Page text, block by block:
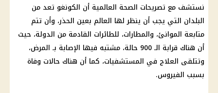
نستشف مع تصريحات الصحة العالمية أن الكونغو تعد من
البلدان التي يجب أن ينظر لها العالم بعين الحذر، وأن تتم
متابعة الموانئ، والمطارات، للطائرات القادمة من الدولة، حيث
أن هناك قرابة الـ 900 حالة، مشتبه فيها الإصابة بـ المرض،
وتتلقى العلاج في المستشفيات، كما أن هناك حالات وفاة
بسبب الفيروس.